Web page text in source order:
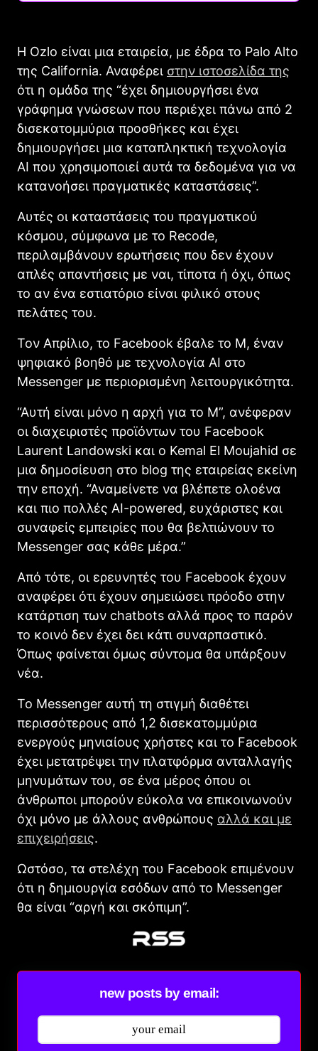
Η Ozlo είναι μια εταιρεία, με έδρα το Palo Alto
της California. Αναφέρει στην ιστοσελίδα της
ότι η ομάδα της “έχει δημιουργήσει ένα
γράφημα γνώσεων που περιέχει πάνω από 2
δισεκατομμύρια προσθήκες και έχει
δημιουργήσει μια καταπληκτική τεχνολογία
AI που χρησιμοποιεί αυτά τα δεδομένα για να
κατανοήσει πραγματικές καταστάσεις”.
Αυτές οι καταστάσεις του πραγματικού
κόσμου, σύμφωνα με το Recode,
περιλαμβάνουν ερωτήσεις που δεν έχουν
απλές απαντήσεις με ναι, τίποτα ή όχι, όπως
το αν ένα εστιατόριο είναι φιλικό στους
πελάτες του.
Τον Απρίλιο, το Faceboοk έβαλε το M, έναν
ψηφιακό βοηθό με τεχνολογία AI στο
Messenger με περιορισμένη λειτουργικότητα.
“Αυτή είναι μόνο η αρχή για το M”, ανέφεραν
οι διαχειριστές προϊόντων του Facebook
Laurent Landowski και ο Kemal El Moujahid σε
μια δημοσίευση στο blog της εταιρείας εκείνη
την εποχή. “Αναμείνετε να βλέπετε ολοένα
και πιο πολλές AI-powered, ευχάριστες και
συναφείς εμπειρίες που θα βελτιώνουν το
Messenger σας κάθε μέρα.”
Από τότε, οι ερευνητές του Facebook έχουν
αναφέρει ότι έχουν σημειώσει πρόοδο στην
κατάρτιση των chatbots αλλά προς το παρόν
το κοινό δεν έχει δει κάτι συναρπαστικό.
Όπως φαίνεται όμως σύντομα θα υπάρξουν
νέα.
Το Messenger αυτή τη στιγμή διαθέτει
περισσότερους από 1,2 δισεκατομμύρια
ενεργούς μηνιαίους χρήστες και το Facebook
έχει μετατρέψει την πλατφόρμα ανταλλαγής
μηνυμάτων του, σε ένα μέρος όπου οι
άνθρωποι μπορούν εύκολα να επικοινωνούν
όχι μόνο με άλλους ανθρώπους αλλά και με
επιχειρήσεις.
Ωστόσο, τα στελέχη του Facebook επιμένουν
ότι η δημιουργία εσόδων από το Messenger
θα είναι “αργή και σκόπιμη”.
new posts by email: